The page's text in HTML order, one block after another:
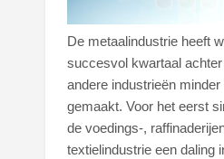
De metaalindustrie heeft
succesvol kwartaal achter
andere industrieën
gemaakt. Voor het eerst
de voedings-,
textielindustrie een daling